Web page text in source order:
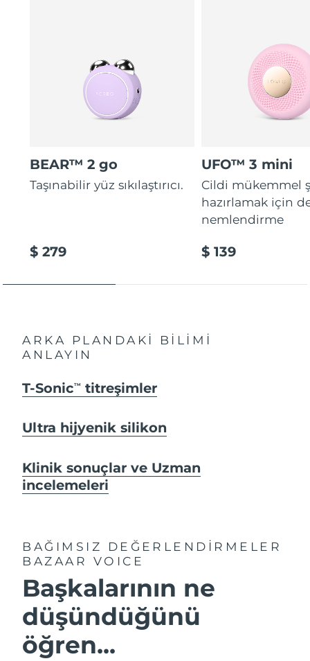
BEAR™ 2 go
Taşınabilir yüz sıkılaştırıcı.
$ 279
UFO™ 3 mini
Cildi mükemmel
hazırlamak için
nemlendirme
$ 139
ARKA PLANDAKİ BİLİMİ
ANLAYIN
T-SonicTM titreşimler
Ultra hijyenik silikon
Klinik sonuçlar ve Uzman
incelemeleri
BAĞIMSIZ DEĞERLENDİRMELER
BAZAAR VOICE
Başkalarının ne
düşündüğünü
öğren...